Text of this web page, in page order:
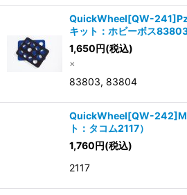
QuickWheel[QW-
キット：ホビーボス
1,650円(税込)
×
83803, 83804
QuickWheel[QW-
ト：タコム2117）
1,760円(税込)
2117